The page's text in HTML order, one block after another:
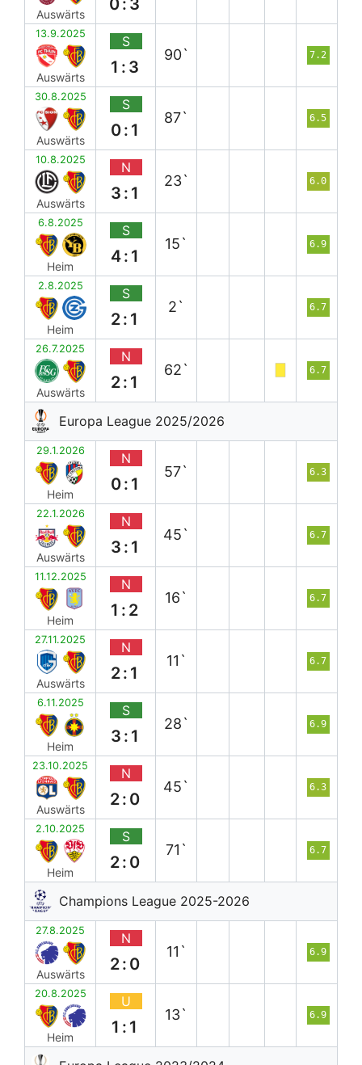
Auswärts
13.9.2025
Auswärts
S
1:3
90` 7.2
30.8.2025
Auswärts
S
0:1
87` 6.5
10.8.2025
Auswärts
N
3:1
23` 6.0
6.8.2025
Heim
S
4:1
15` 6.9
2.8.2025
Heim
S
2:1
2` 6.7
26.7.2025
Auswärts
N
2:1
62` 6.7
Europa League 2025/2026
29.1.2026
Heim
N
0:1
57` 6.3
22.1.2026
Auswärts
N
3:1
45` 6.7
11.12.2025
Heim
N
1:2
16` 6.7
27.11.2025
Auswärts
N
2:1
11` 6.7
6.11.2025
Heim
S
3:1
28` 6.9
23.10.2025
Auswärts
N
2:0
45` 6.3
2.10.2025
Heim
S
2:0
71` 6.7
Champions League 2025-2026
27.8.2025
Auswärts
N
2:0
11` 6.9
20.8.2025
Heim
U
1:1
13` 6.9